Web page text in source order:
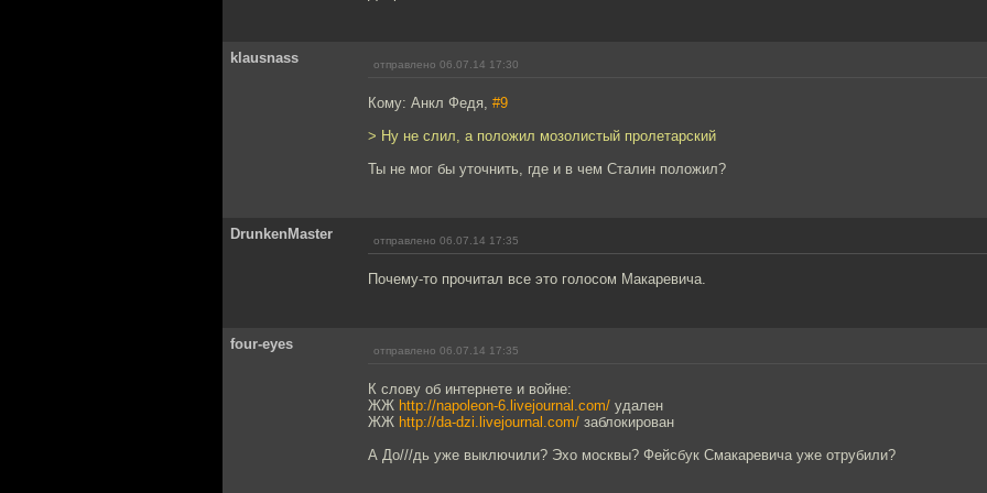
klausnass отправлено 06.07.14 17:30
Кому: Анкл Федя, #9
> Ну не слил, а положил мозолистый пролетарский
Ты не мог бы уточнить, где и в чем Сталин положил?
DrunkenMaster отправлено 06.07.14 17:35
Почему-то прочитал все это голосом Макаревича.
four-eyes отправлено 06.07.14 17:35
К слову об интернете и войне:
ЖЖ http://napoleon-6.livejournal.com/ удален
ЖЖ http://da-dzi.livejournal.com/ заблокирован
А До///дь уже выключили? Эхо москвы? Фейсбук Смакаревича уже отрубили?